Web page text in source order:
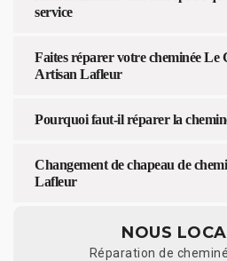
service
Faites réparer votre cheminée Le
Artisan Lafleur
Pourquoi faut-il réparer la
Changement de chapeau de
Lafleur
NOUS
Réparation de